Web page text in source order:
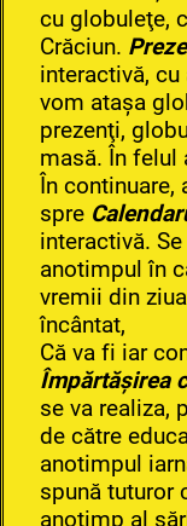
cu globuleţe,
Crăciun.
interactivă,
vom ataşa
prezenţi,
masă. În felul
În
spre
interactivă.
anotimpul în
vremii din
încântat,
Că va fi iar
Împărtăşirea
se va realiza,
de către
anotimpul
spună tuturor
anotimp al